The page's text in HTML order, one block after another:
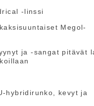
-linssi
Megol-
ja -sangat pitävät
hybridirunko, kevyt ja